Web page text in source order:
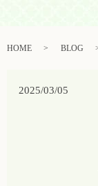
HOME BLOG
2025/03/05